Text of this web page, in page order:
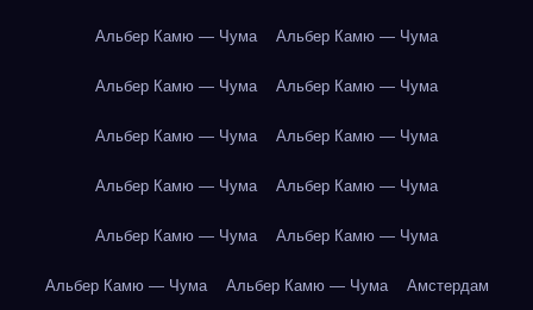
Альбер Камю — Чума Альбер Камю — Чума
Альбер Камю — Чума Альбер Камю — Чума
Альбер Камю — Чума Альбер Камю — Чума
Альбер Камю — Чума Альбер Камю — Чума
Альбер Камю — Чума Альбер Камю — Чума
Альбер Камю — Чума Альбер Камю — Чума Амстердам